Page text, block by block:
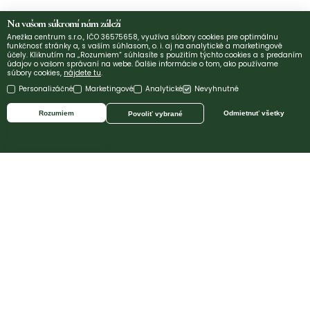
Na vašom súkromí nám záleží
Anežka centrum s.r.o., IČO 36575658, využíva súbory cookies pre optimálnu
funkčnosť stránky a, s vaším súhlasom, o. i. aj na analytické a marketingové
účely. Kliknutím na „Rozumiem“ súhlasíte s použitím týchto cookies a s predaním
údajov o vašom správaní na webe. Ďalšie informácie o tom, ako používame
súbory cookies, nájdete tu.
Personalizáčné
Marketingové Analytické Nevyhnutné
Rozumiem Povoliť vybrané Odmietnuť všetky